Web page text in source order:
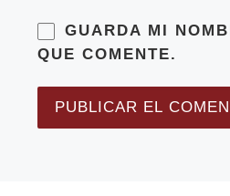
GUARDA MI
QUE COMENTE.